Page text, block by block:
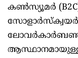
കൺസ്യൂമർ (B2C)
ലോവർകാർബൺ